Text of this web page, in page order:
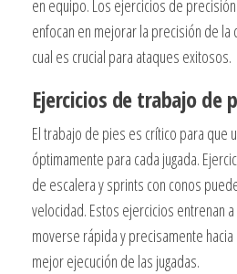
en equipo. Los ejercicios de
enfocan en mejorar la precisión de la
cual es crucial para ataques exitosos.
Ejercicios de trabajo de
El trabajo de pies es crítico para que
óptimamente para cada jugada.
de escalera y sprints con conos
velocidad. Estos ejercicios entrenan
moverse rápida y precisamente
mejor ejecución de las jugadas.